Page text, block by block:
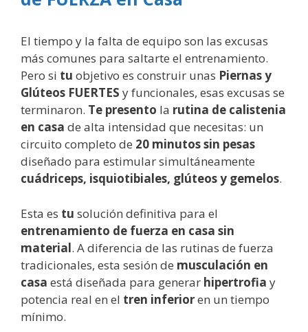
El tiempo y la falta de equipo son las excusas
más comunes para saltarte el entrenamiento.
Pero si tu objetivo es construir unas Piernas y
Glúteos FUERTES y funcionales, esas excusas se
terminaron. Te presento la rutina de calistenia
en casa de alta intensidad que necesitas: un
circuito completo de 20 minutos sin pesas
diseñado para estimular simultáneamente
cuádriceps, isquiotibiales, glúteos y gemelos.
Esta es tu solución definitiva para el
entrenamiento de fuerza en casa sin
material. A diferencia de las rutinas de fuerza
tradicionales, esta sesión de musculación en
casa está diseñada para generar hipertrofia y
potencia real en el tren inferioren un tiempo
mínimo.